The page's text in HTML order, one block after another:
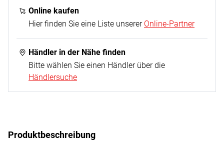
Online kaufen
Hier finden Sie eine Liste unserer Online-Partner
Händler in der Nähe finden
Bitte wählen Sie einen Händler über die
Händlersuche
Produktbeschreibung